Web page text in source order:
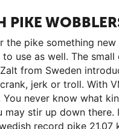
PIKE
the pike something
to use as well. The
from Sweden
jerk or troll. With
You never know what
may stir up down there.
record pike 21,07